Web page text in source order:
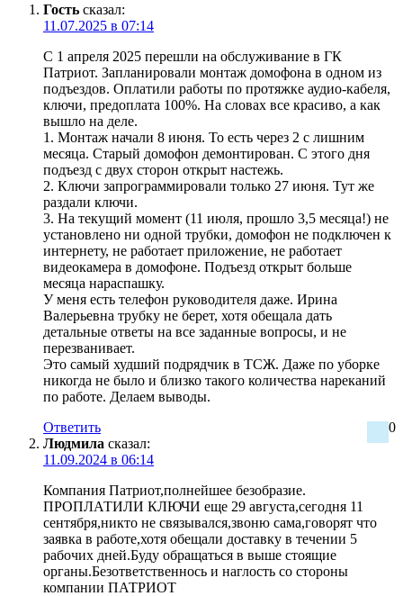
Гость сказал:
11.07.2025 в 07:14
С 1 апреля 2025 перешли на обслуживание в ГК
Патриот. Запланировали монтаж домофона в одном из
подъездов. Оплатили работы по протяжке аудио-кабеля,
ключи, предоплата 100%. На словах все красиво, а как
вышло на деле.
1. Монтаж начали 8 июня. То есть через 2 с лишним
месяца. Старый домофон демонтирован. С этого дня
подъезд с двух сторон открыт настежь.
2. Ключи запрограммировали только 27 июня. Тут же
раздали ключи.
3. На текущий момент (11 июля, прошло 3,5 месяца!) не
установлено ни одной трубки, домофон не подключен к
интернету, не работает приложение, не работает
видеокамера в домофоне. Подъезд открыт больше
месяца нараспашку.
У меня есть телефон руководителя даже. Ирина
Валерьевна трубку не берет, хотя обещала дать
детальные ответы на все заданные вопросы, и не
перезванивает.
Это самый худший подрядчик в ТСЖ. Даже по уборке
никогда не было и близко такого количества нареканий
по работе. Делаем выводы.
0
Ответить
Людмила сказал:
11.09.2024 в 06:14
Компания Патриот,полнейшее безобразие.
ПРОПЛАТИЛИ КЛЮЧИ еще 29 августа,сегодня 11
сентября,никто не связывался,звоню сама,говорят что
заявка в работе,хотя обещали доставку в течении 5
рабочих дней.Буду обращаться в выше стоящие
органы.Безответственнось и наглость со стороны
компании ПАТРИОТ